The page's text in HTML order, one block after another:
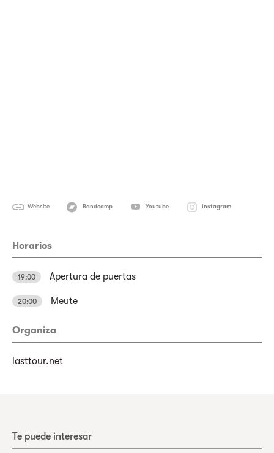
Website Bandcamp Youtube Instagram
Horarios
19:00 Apertura de puertas
20:00 Meute
Organiza
lasttour.net
Te puede interesar